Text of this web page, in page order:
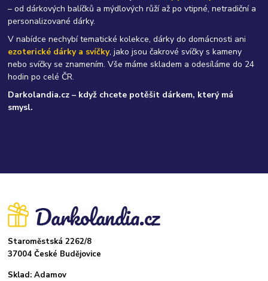
– od dárkových balíčků a mýdlových růží až po vtipné, netradiční a
personalizované dárky.
V nabídce nechybí tematické kolekce, dárky do domácnosti ani
ezoterické dárky a svíčky, jako jsou čakrové svíčky s kameny
nebo svíčky se znamením. Vše máme skladem a odesíláme do 24
hodin po celé ČR.
Darkolandia.cz – když chcete potěšit dárkem, který má
smysl.
Staroměstská 2262/8
37004 České Budějovice
Sklad: Adamov